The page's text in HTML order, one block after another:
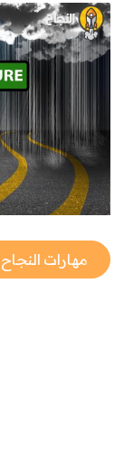
مهارات النجاح